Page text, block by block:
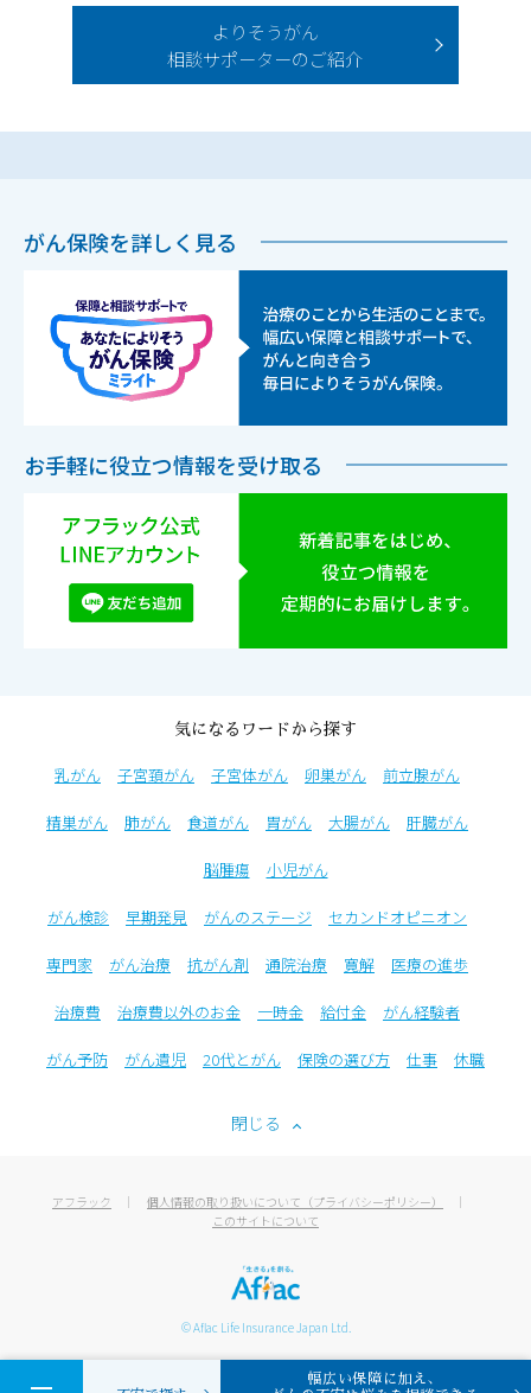
よりそうがん
相談サポーターのご紹介
がん保険を詳しく見る
お手軽に役立つ情報を受け取る
気になるワードから探す
乳がん 子宮頚がん 子宮体がん 卵巣がん 前立腺がん
精巣がん 肺がん 食道がん 胃がん 大腸がん 肝臓がん
脳腫瘍 小児がん
がん検診 早期発見 がんのステージ セカンドオピニオン
専門家 がん治療 抗がん剤 通院治療 寛解 医療の進歩
治療費 治療費以外のお金 一時金 給付金 がん経験者
がん予防 がん遺児 20代とがん 保険の選び方 仕事 休職
閉じる
アフラック
個人情報の取り扱いについて（プライバシーポリシー）
このサイトについて
© Aflac Life Insurance Japan Ltd.
幅広い保障に加え、